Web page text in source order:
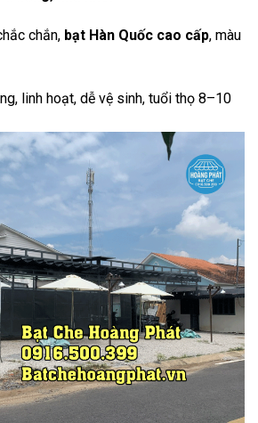
chắn, bạt Hàn Quốc cao cấp, màu
linh hoạt, dễ vệ sinh, tuổi thọ 8–10